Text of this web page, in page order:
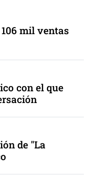
mil ventas
con el que
de "La